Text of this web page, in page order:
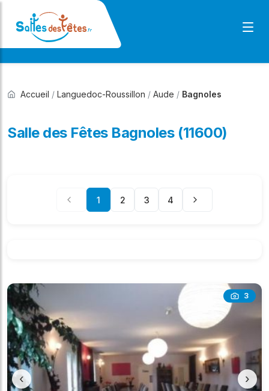
Accueil / Languedoc-Roussillon / Aude / Bagnoles
Salle des Fêtes Bagnoles (11600)
1 2 3 4
3
‹ ›